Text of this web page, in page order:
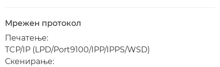
Мрежен протокол
Печатење:
TCP/IP (LPD/Port9100/IPP/IPPS/WSD)
Скенирање: